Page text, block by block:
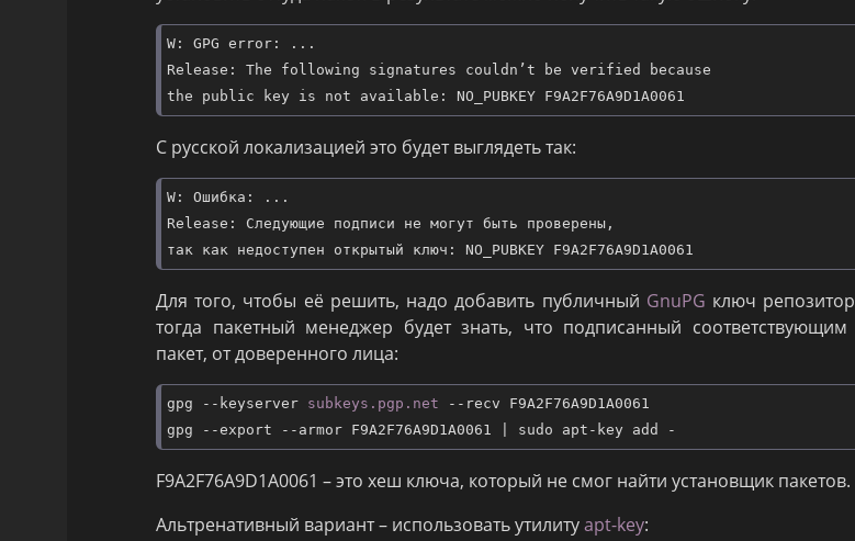
W: GPG error: ...
Release: The following signatures couldn’t be verified because
С русской локализацией это будет выглядеть так:
W: Ошибка: ...
Release: Следующие подписи не могут быть проверены,
Для того, чтобы её решить, надо добавить публичный GnuPG ключ
тогда пакетный менеджер будет знать, что подписанный
пакет, от доверенного лица:
gpg --keyserver subkeys.pgp.net --recv F9A2F76A9D1A0061
F9A2F76A9D1A0061 – это хеш ключа, который не смог найти установщик пакетов.
Альтренативный вариант – использовать утилитуapt-key: